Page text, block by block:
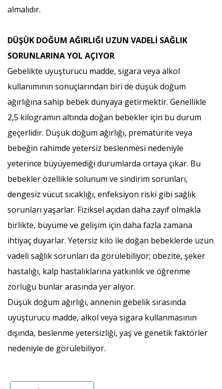
almalıdır.
DÜŞÜK DOĞUM AĞIRLIĞI UZUN VADELİ SAĞLIK
SORUNLARINA YOL AÇIYOR
Gebelikte uyuşturucu madde, sigara veya alkol
kullanımının sonuçlarından biri de düşük doğum
ağırlığına sahip bebek dünyaya getirmektir. Genellikle
2,5 kilogramın altında doğan bebekler için bu durum
geçerlidir. Düşük doğum ağırlığı, prematürite veya
bebeğin rahimde yetersiz beslenmesi nedeniyle
yeterince büyüyemediği durumlarda ortaya çıkar. Bu
bebekler özellikle solunum ve sindirim sorunları,
dengesiz vücut sıcaklığı, enfeksiyon riski gibi sağlık
sorunları yaşarlar. Fiziksel açıdan daha zayıf olmakla
birlikte, büyüme ve gelişim için daha fazla zamana
ihtiyaç duyarlar. Yetersiz kilo ile doğan bebeklerde uzun
vadeli sağlık sorunları da görülebiliyor; obezite, şeker
hastalığı, kalp hastalıklarına yatkınlık ve öğrenme
zorluğu bunlar arasında yer alıyor.
Düşük doğum ağırlığı, annenin gebelik sırasında
uyuşturucu madde, alkol veya sigara kullanmasının
dışında, beslenme yetersizliği, yaş ve genetik faktörler
nedeniyle de görülebiliyor.